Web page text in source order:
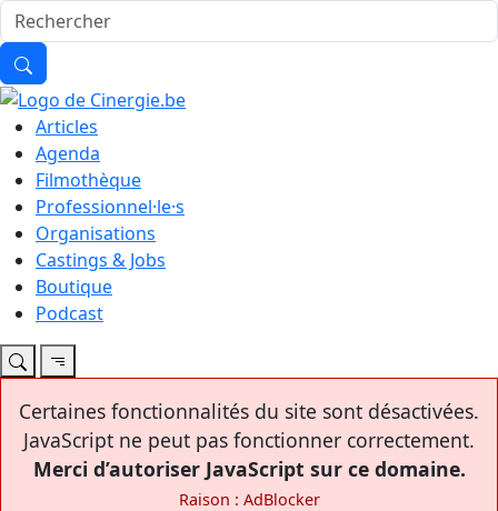
Articles
Agenda
Filmothèque
Professionnel·le·s
Organisations
Castings & Jobs
Boutique
Podcast
Certaines fonctionnalités du site sont désactivées.
JavaScript ne peut pas fonctionner correctement.
Merci d’autoriser JavaScript sur ce domaine.
Raison : AdBlocker